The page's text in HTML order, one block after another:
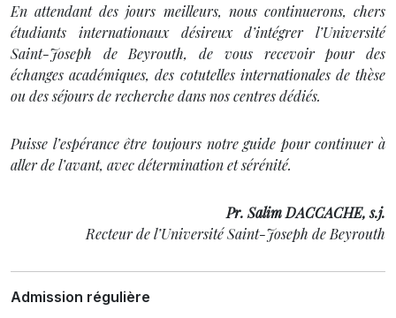
En attendant des jours meilleurs, nous continuerons, chers
étudiants internationaux désireux d’intégrer l’Université
Saint-Joseph de Beyrouth, de vous recevoir pour des
échanges académiques, des cotutelles internationales de thèse
ou des séjours de recherche dans nos centres dédiés.
Puisse l’espérance être toujours notre guide pour continuer à
aller de l’avant, avec détermination et sérénité.
Pr. Salim DACCACHE, s.j.
Recteur de l’Université Saint-Joseph de Beyrouth
Admission régulière